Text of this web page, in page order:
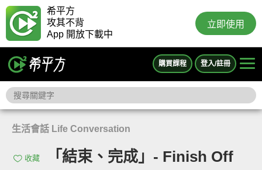
希平方
攻其不背
App 開放下載中
立即使用
購買課程 登入/註冊
生活會話 Life Conversation
收藏 「結束、完成」- Finish Off